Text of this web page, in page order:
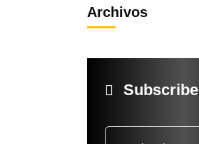
Archivos
Subscribe